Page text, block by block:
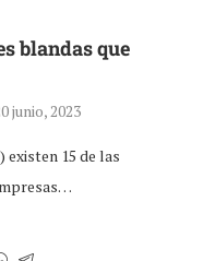
blandas que
junio, 2023
existen 15 de las